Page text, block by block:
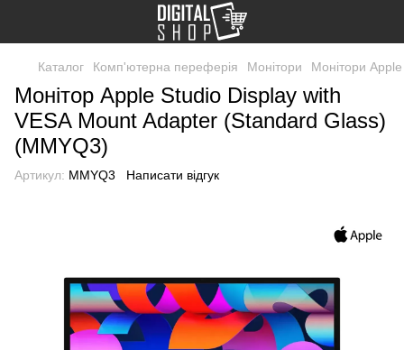
Каталог Комп'ютерна переферія Монітори Монітори Apple
Монітор Apple Studio Display with
VESA Mount Adapter (Standard Glass)
(MMYQ3)
Артикул: MMYQ3 Написати відгук